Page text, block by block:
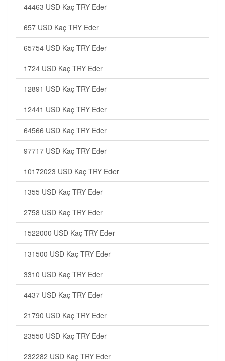
44463 USD Kaç TRY Eder
657 USD Kaç TRY Eder
65754 USD Kaç TRY Eder
1724 USD Kaç TRY Eder
12891 USD Kaç TRY Eder
12441 USD Kaç TRY Eder
64566 USD Kaç TRY Eder
97717 USD Kaç TRY Eder
10172023 USD Kaç TRY Eder
1355 USD Kaç TRY Eder
2758 USD Kaç TRY Eder
1522000 USD Kaç TRY Eder
131500 USD Kaç TRY Eder
3310 USD Kaç TRY Eder
4437 USD Kaç TRY Eder
21790 USD Kaç TRY Eder
23550 USD Kaç TRY Eder
232282 USD Kaç TRY Eder